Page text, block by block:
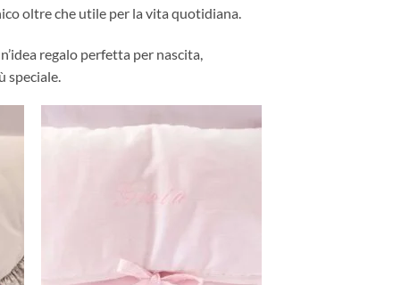
oltre che utile per la vita quotidiana.
regalo perfetta per nascita,
speciale.